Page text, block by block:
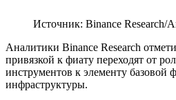
Источник: Binance Research/
Аналитики Binance Research
привязкой к фиату переходят от
инструментов к элементу базовой
инфраструктуры.